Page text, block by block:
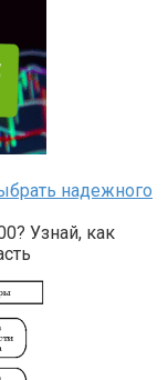
надежного
Узнай, как